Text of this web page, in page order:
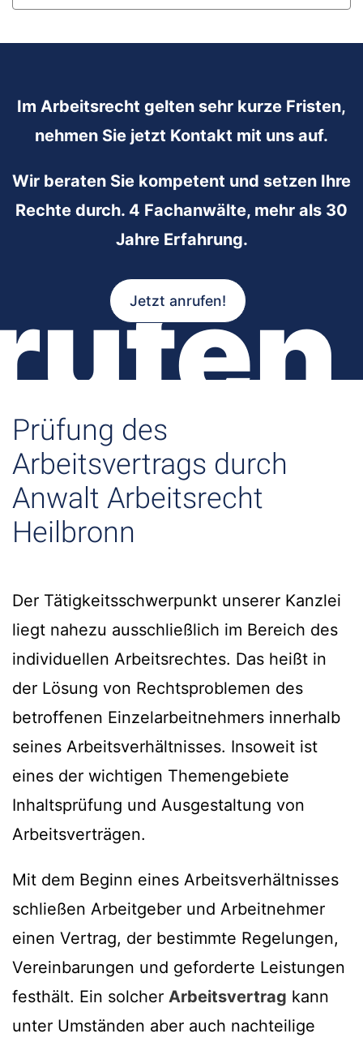
Im Arbeitsrecht gelten sehr kurze Fristen,
nehmen Sie jetzt Kontakt mit uns auf.
Wir beraten Sie kompetent und setzen Ihre
Rechte durch. 4 Fachanwälte, mehr als 30
Jahre Erfahrung.
Jetzt anrufen!
Prüfung des
Arbeitsvertrags durch
Anwalt Arbeitsrecht
Heilbronn
Der Tätigkeitsschwerpunkt unserer Kanzlei
liegt nahezu ausschließlich im Bereich des
individuellen Arbeitsrechtes. Das heißt in
der Lösung von Rechtsproblemen des
betroffenen Einzelarbeitnehmers innerhalb
seines Arbeitsverhältnisses. Insoweit ist
eines der wichtigen Themengebiete
Inhaltsprüfung und Ausgestaltung von
Arbeitsverträgen.
Mit dem Beginn eines Arbeitsverhältnisses
schließen Arbeitgeber und Arbeitnehmer
einen Vertrag, der bestimmte Regelungen,
Vereinbarungen und geforderte Leistungen
festhält. Ein solcher Arbeitsvertrag kann
unter Umständen aber auch nachteilige